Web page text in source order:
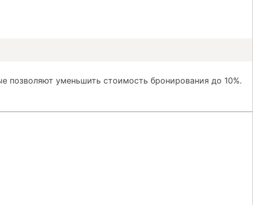
позволяют уменьшить стоимость бронирования до 10%.